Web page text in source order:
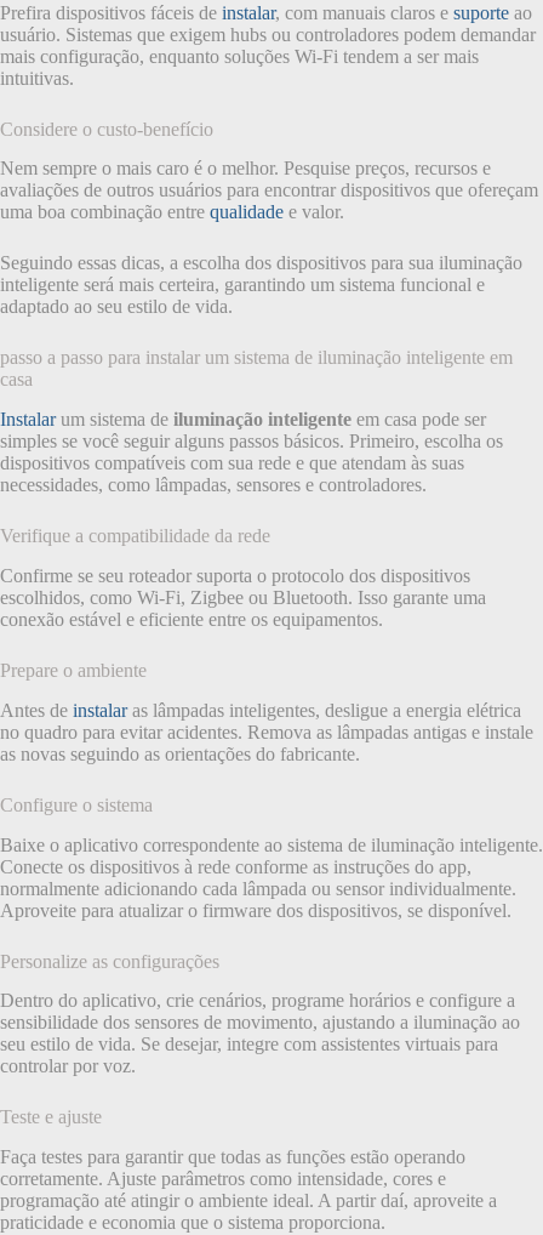
Prefira dispositivos fáceis de instalar, com manuais claros e suporte ao
usuário. Sistemas que exigem hubs ou controladores podem demandar
mais configuração, enquanto soluções Wi-Fi tendem a ser mais
intuitivas.
Considere o custo-benefício
Nem sempre o mais caro é o melhor. Pesquise preços, recursos e
avaliações de outros usuários para encontrar dispositivos que ofereçam
uma boa combinação entre qualidade e valor.
Seguindo essas dicas, a escolha dos dispositivos para sua iluminação
inteligente será mais certeira, garantindo um sistema funcional e
adaptado ao seu estilo de vida.
passo a passo para instalar um sistema de iluminação inteligente em
casa
Instalarum sistema de iluminação inteligente em casa pode ser
simples se você seguir alguns passos básicos. Primeiro, escolha os
dispositivos compatíveis com sua rede e que atendam às suas
necessidades, como lâmpadas, sensores e controladores.
Verifique a compatibilidade da rede
Confirme se seu roteador suporta o protocolo dos dispositivos
escolhidos, como Wi-Fi, Zigbee ou Bluetooth. Isso garante uma
conexão estável e eficiente entre os equipamentos.
Prepare o ambiente
Antes de instalaras lâmpadas inteligentes, desligue a energia elétrica
no quadro para evitar acidentes. Remova as lâmpadas antigas e instale
as novas seguindo as orientações do fabricante.
Configure o sistema
Baixe o aplicativo correspondente ao sistema de iluminação inteligente.
Conecte os dispositivos à rede conforme as instruções do app,
normalmente adicionando cada lâmpada ou sensor individualmente.
Aproveite para atualizar o firmware dos dispositivos, se disponível.
Personalize as configurações
Dentro do aplicativo, crie cenários, programe horários e configure a
sensibilidade dos sensores de movimento, ajustando a iluminação ao
seu estilo de vida. Se desejar, integre com assistentes virtuais para
controlar por voz.
Teste e ajuste
Faça testes para garantir que todas as funções estão operando
corretamente. Ajuste parâmetros como intensidade, cores e
programação até atingir o ambiente ideal. A partir daí, aproveite a
praticidade e economia que o sistema proporciona.